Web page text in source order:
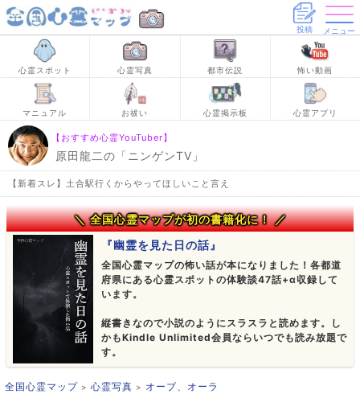
投稿 メニュー
心霊スポット 心霊写真 都市伝説 怖い動画
マニュアル お祓い 心霊掲示板 心霊アプリ
【おすすめ心霊YouTuber】
原田龍二の「ニンゲンTV」
【新着スレ】土合駅行くからやってほしいこと言え
＼ 全国心霊マップが初の書籍化に！ ／
『幽霊を見た日の話』
全国心霊マップの怖い話が本になりました！各都道
府県にある心霊スポットの体験談47話+α収録して
います。
縦書きなので小説のようにスラスラと読めます。し
かもKindle Unlimited会員ならいつでも読み放題で
す。
全国心霊マップ 心霊写真
オーブ、オーラ